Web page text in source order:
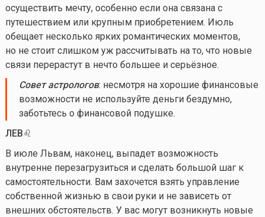
осуществить мечту, особенно если она связана с
путешествием или крупным приобретением. Июль
обещает несколько ярких романтических моментов,
но не стоит слишком уж рассчитывать на то, что новые
связи перерастут в нечто большее и серьёзное.
Совет астрологов: несмотря на хорошие финансовые
возможности не используйте деньги бездумно,
заботьтесь о финансовой подушке.
ЛЕВ♌️
В июле Львам, наконец, выпадет возможность
внутренне перезагрузиться и сделать большой шаг к
самостоятельности. Вам захочется взять управление
собственной жизнью в свои руки и не зависеть от
внешних обстоятельств. У вас могут возникнуть новые